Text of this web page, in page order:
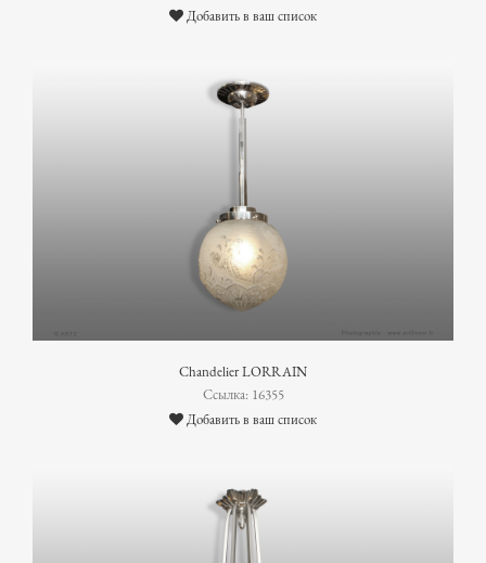
Добавить в ваш список
Chandelier LORRAIN
Ссылка: 16355
Добавить в ваш список